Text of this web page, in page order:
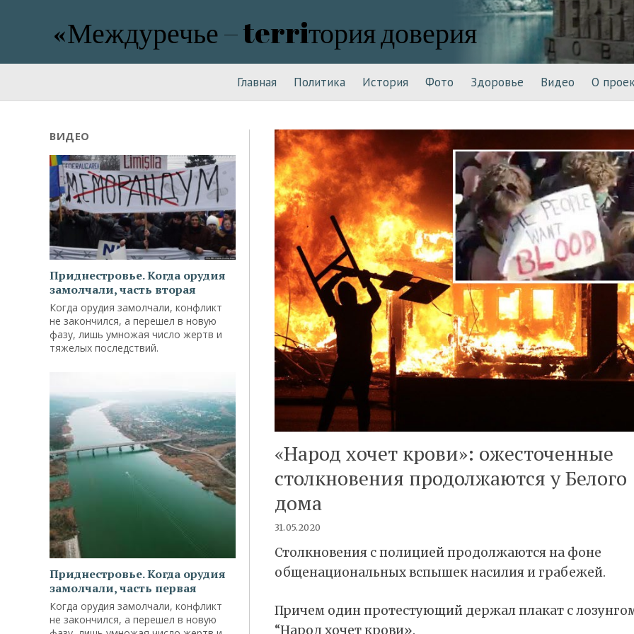
«Междуречье – terriтория доверия
Главная Политика История Фото Здоровье Видео О
ВИДЕО
Приднестровье. Когда орудия
замолчали, часть вторая
Когда орудия замолчали, конфликт
не закончился, а перешел в новую
фазу, лишь умножая число жертв и
тяжелых последствий.
Приднестровье. Когда орудия
замолчали, часть первая
Когда орудия замолчали, конфликт
не закончился, а перешел в новую
«Народ хочет крови»: ожесточенные
столкновения продолжаются у Белого
дома
31.05.2020
Cтолкновения с полицией продолжаются на фоне
общенациональных вспышек насилия и грабежей.
Причем один протестующий держал плакат с
“Народ хочет крови».